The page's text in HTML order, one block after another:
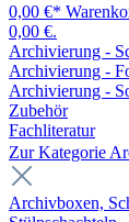
0,00 €*
0,00 €.
Archivierung -
Archivierung -
Archivierung -
Zubehör
Fachliteratur
Zur Kategorie
Archivboxen,